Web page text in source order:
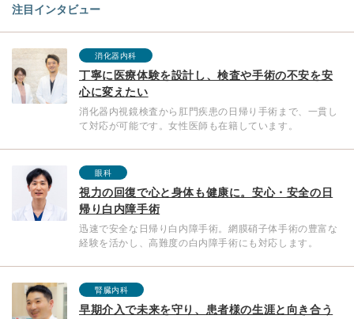
注目インタビュー
消化器内科
丁寧に医療体験を設計し、検査や手術の不安を安
心に変えたい
消化器内視鏡検査から肛門疾患の日帰り手術まで、一貫し
て対応が可能です。女性医師も在籍しています。
眼科
視力の回復で心と身体も健康に。安心・安全の日
帰り白内障手術
迅速で安全な日帰り白内障手術。網膜硝子体手術の豊富な
経験を活かし、高難度の白内障手術にも対応します。
腎臓内科
早期介入で未来を守り、患者様の生涯と向き合う